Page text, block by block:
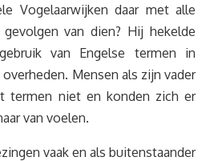
Vogelaarwijken daar met alle
van dien? Hij hekelde
van Engelse termen in
Mensen als zijn vader
termen niet en konden zich er
van voelen.
vaak en als buitenstaander